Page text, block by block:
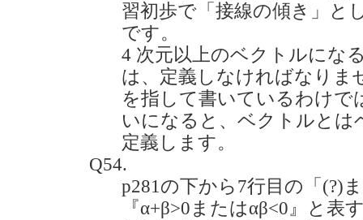
習初歩で「接線の傾き」と
です。
4 次元以上のベクトルにな
は、定義しなければなりま
を指して書いているわけで
いになると、ベクトルとは
定義します。
Q54.
p281の下から7行目の「(?)
『α+β>0またはαβ<0』と